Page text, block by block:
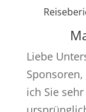
Liebe
ich Sie